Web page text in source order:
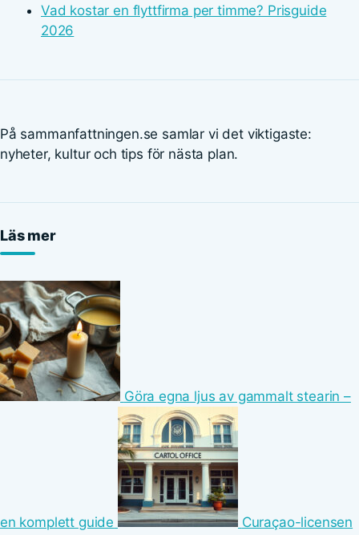
Vad kostar en flyttfirma per timme? Prisguide
2026
På sammanfattningen.se samlar vi det viktigaste:
nyheter, kultur och tips för nästa plan.
Läs mer
Göra egna ljus av gammalt stearin –
en komplett guide
Curaçao-licensen